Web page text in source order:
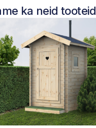
ka neid tooteid